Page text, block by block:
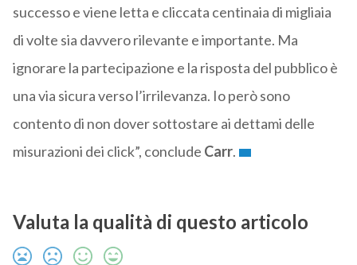
successo e viene letta e cliccata centinaia di migliaia
di volte sia davvero rilevante e importante. Ma
ignorare la partecipazione e la risposta del pubblico è
una via sicura verso l’irrilevanza. Io però sono
contento di non dover sottostare ai dettami delle
misurazioni dei click”, conclude Carr.
Valuta la qualità di questo articolo